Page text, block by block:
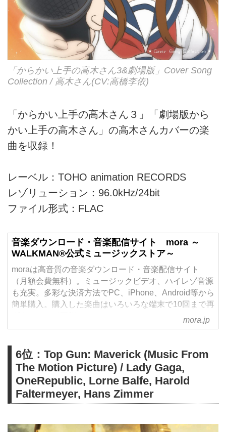
「からかい上手の高木さん3&劇場版」Cover Song
Collection / 高木さん(CV:高橋李依)
「からかい上手の高木さん３」「劇場版から
かい上手の高木さん」の高木さんカバーの楽
曲を収録！
レーベル：TOHO animation RECORDS
レゾリューション：96.0kHz/24bit
ファイル形式：FLAC
音楽ダウンロード・音楽配信サイト mora ～
WALKMAN®公式ミュージックストア～
moraは高音質の音楽ダウンロード・音楽配信サイト
（月額会費無料）。ミュージックビデオ、ハイレゾ音源
も充実。多彩な決済方法でPC、iPhone、Android等から
簡単購入。購入した楽曲はいろいろな端末で10回まで再
mora.jp
6位：Top Gun: Maverick (Music From
The Motion Picture) / Lady Gaga,
OneRepublic, Lorne Balfe, Harold
Faltermeyer, Hans Zimmer